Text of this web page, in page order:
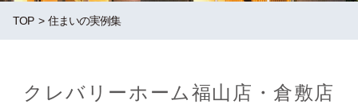
TOP 住まいの実例集
クレバリーホーム福山店・倉敷店